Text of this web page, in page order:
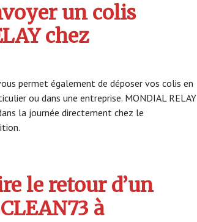
un colis
chez
permet également de déposer vos colis en
ou dans une entreprise. MONDIAL RELAY
la journée directement chez le
le retour d’un
à